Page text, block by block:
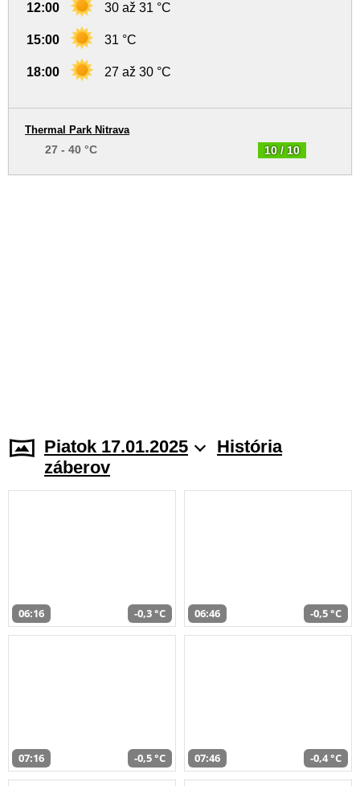
12:00 30 až 31 °C
15:00 31 °C
18:00 27 až 30 °C
10 / 10
Thermal Park Nitrava
27 - 40 °C
Piatok 17.01.2025
História
záberov
06:16 -0,3 °C 06:46 -0,5 °C
07:16 -0,5 °C 07:46 -0,4 °C